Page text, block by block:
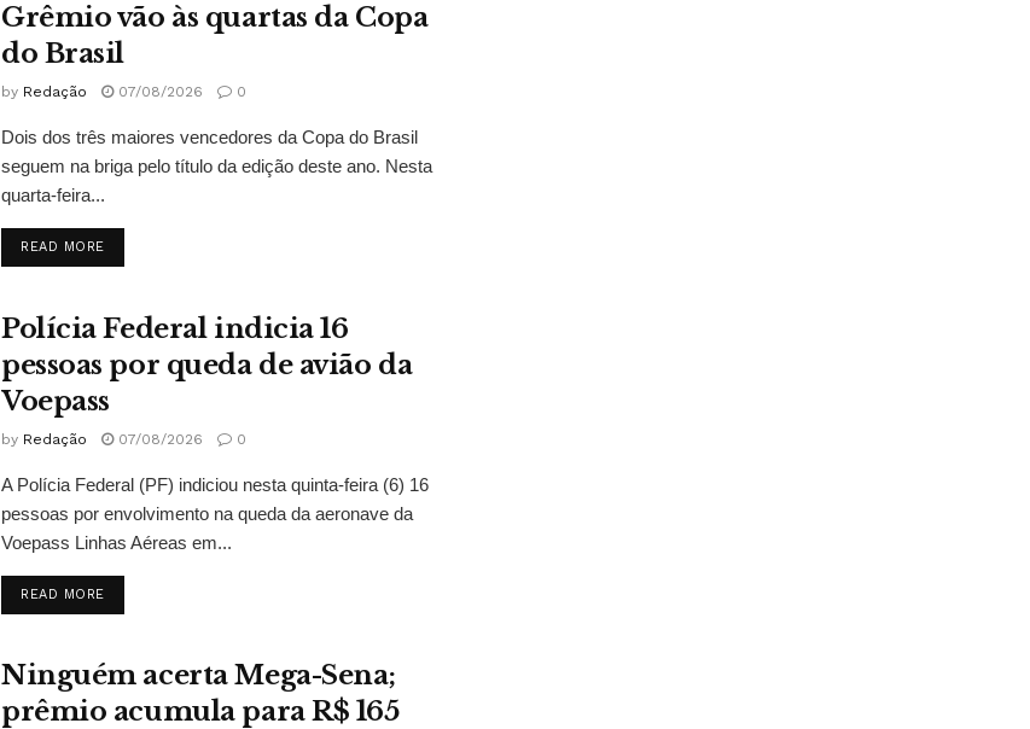
Grêmio vão às quartas da Copa
do Brasil
by Redação 07/08/2026 0
Dois dos três maiores vencedores da Copa do Brasil
seguem na briga pelo título da edição deste ano. Nesta
quarta-feira...
READ MOREDETAILS
Polícia Federal indicia 16
pessoas por queda de avião da
Voepass
by Redação 07/08/2026 0
A Polícia Federal (PF) indiciou nesta quinta-feira (6) 16
pessoas por envolvimento na queda da aeronave da
Voepass Linhas Aéreas em...
READ MOREDETAILS
Ninguém acerta Mega-Sena;
prêmio acumula para R$ 165